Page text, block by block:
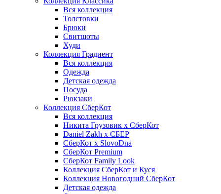
Вся коллекция
Толстовки
Брюки
Свитшоты
Худи
Коллекция Градиент
Вся коллекция
Одежда
Детская одежда
Посуда
Рюкзаки
Коллекция СберКот
Вся коллекция
Никита Грузовик х СберКот
Daniel Zakh x СБЕР
СберКот x SlovoDna
СберКот Premium
СберКот Family Look
Коллекция СберКот и Куся
Коллекция Новогодний СберКот
Детская одежда